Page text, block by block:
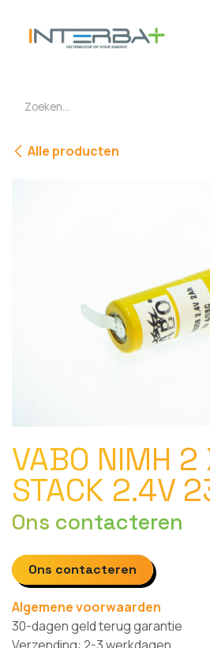
Alle producten
VABO NIMH
STACK 2.4V
Ons contacteren
Ons contacteren
Algemene voorwaarden
30-dagen geld terug garantie